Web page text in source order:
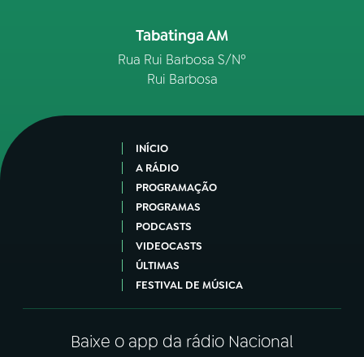
Tabatinga AM
Rua Rui Barbosa S/Nº
Rui Barbosa
INÍCIO
A RÁDIO
PROGRAMAÇÃO
PROGRAMAS
PODCASTS
VIDEOCASTS
ÚLTIMAS
FESTIVAL DE MÚSICA
Baixe o app da rádio Nacional